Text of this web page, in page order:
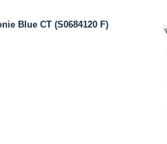
Blue CT (S0684120 F)